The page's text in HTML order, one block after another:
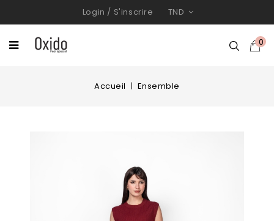
Login / S'inscrire TND
0
Accueil Ensemble